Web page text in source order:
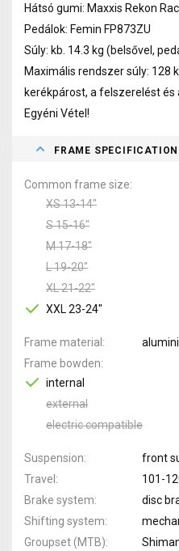
Hátsó gumi: Maxxis Rekon
Pedálok: Femin FP873ZU
Súly: kb. 14.3 kg (belsővel,
Maximális rendszer súly: 128
kerékpárost, a felszerelést és
Egyéni Vétel!
FRAME
Common frame size
XS 13-14"
S 15-16"
M 17-18"
L 19-20"
XL 21-22"
XXL 23-24"
Frame material
Frame bowden
internal
external
electric compatible
Suspension
front
Travel
101-
Brake system
disc
Shifting system
Groupset (MTB)